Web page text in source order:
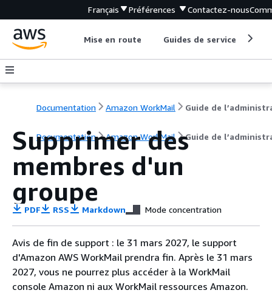
Français Préférences Contactez-nous
Mise en route Guides de service
Documentation Amazon WorkMail
Documentation Amazon WorkMail Guide de
Supprimer des
membres d'un
groupe
PDF RSS Markdown Mode concentration
Avis de fin de support : le 31 mars 2027, le support
d'Amazon AWS WorkMail prendra fin. Après le 31 mars
2027, vous ne pourrez plus accéder à la WorkMail
console Amazon ni aux WorkMail ressources Amazon.